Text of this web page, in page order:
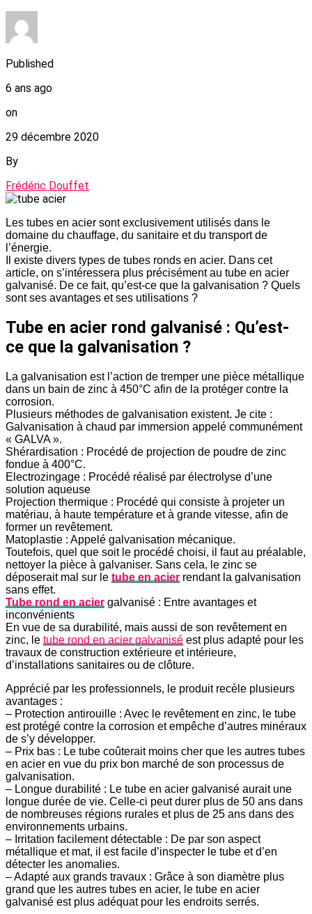
Published
6 ans ago
on
29 décembre 2020
By
Frédéric Douffet
Les tubes en acier sont exclusivement utilisés dans le
domaine du chauffage, du sanitaire et du transport de
l’énergie.
Il existe divers types de tubes ronds en acier. Dans cet
article, on s’intéressera plus précisément au tube en acier
galvanisé. De ce fait, qu’est-ce que la galvanisation ? Quels
sont ses avantages et ses utilisations ?
Tube en acier rond galvanisé : Qu’est-
ce que la galvanisation ?
La galvanisation est l’action de tremper une pièce métallique
dans un bain de zinc à 450°C afin de la protéger contre la
corrosion.
Plusieurs méthodes de galvanisation existent. Je cite :
Galvanisation à chaud par immersion appelé communément
« GALVA ».
Shérardisation : Procédé de projection de poudre de zinc
fondue à 400°C.
Electrozingage : Procédé réalisé par électrolyse d’une
solution aqueuse
Projection thermique : Procédé qui consiste à projeter un
matériau, à haute température et à grande vitesse, afin de
former un revêtement.
Matoplastie : Appelé galvanisation mécanique.
Toutefois, quel que soit le procédé choisi, il faut au préalable,
nettoyer la pièce à galvaniser. Sans cela, le zinc se
déposerait mal sur le tube en acier rendant la galvanisation
sans effet.
Tube rond en acier galvanisé : Entre avantages et
inconvénients
En vue de sa durabilité, mais aussi de son revêtement en
zinc, le tube rond en acier galvanisé est plus adapté pour les
travaux de construction extérieure et intérieure,
d’installations sanitaires ou de clôture.
Apprécié par les professionnels, le produit recèle plusieurs
avantages :
– Protection antirouille : Avec le revêtement en zinc, le tube
est protégé contre la corrosion et empêche d’autres minéraux
de s’y développer.
– Prix bas : Le tube coûterait moins cher que les autres tubes
en acier en vue du prix bon marché de son processus de
galvanisation.
– Longue durabilité : Le tube en acier galvanisé aurait une
longue durée de vie. Celle-ci peut durer plus de 50 ans dans
de nombreuses régions rurales et plus de 25 ans dans des
environnements urbains.
– Irritation facilement détectable : De par son aspect
métallique et mat, il est facile d’inspecter le tube et d’en
détecter les anomalies.
– Adapté aux grands travaux : Grâce à son diamètre plus
grand que les autres tubes en acier, le tube en acier
galvanisé est plus adéquat pour les endroits serrés.